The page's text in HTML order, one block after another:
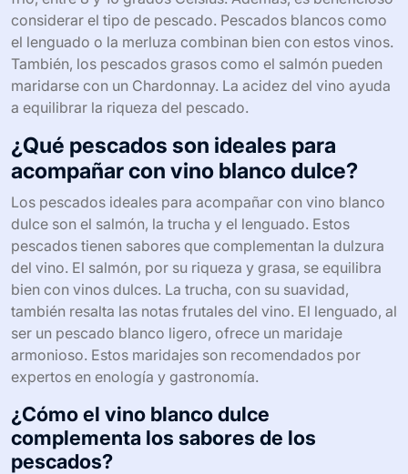
considerar el tipo de pescado. Pescados blancos como
el lenguado o la merluza combinan bien con estos vinos.
También, los pescados grasos como el salmón pueden
maridarse con un Chardonnay. La acidez del vino ayuda
a equilibrar la riqueza del pescado.
¿Qué pescados son ideales para
acompañar con vino blanco dulce?
Los pescados ideales para acompañar con vino blanco
dulce son el salmón, la trucha y el lenguado. Estos
pescados tienen sabores que complementan la dulzura
del vino. El salmón, por su riqueza y grasa, se equilibra
bien con vinos dulces. La trucha, con su suavidad,
también resalta las notas frutales del vino. El lenguado, al
ser un pescado blanco ligero, ofrece un maridaje
armonioso. Estos maridajes son recomendados por
expertos en enología y gastronomía.
¿Cómo el vino blanco dulce
complementa los sabores de los
pescados?